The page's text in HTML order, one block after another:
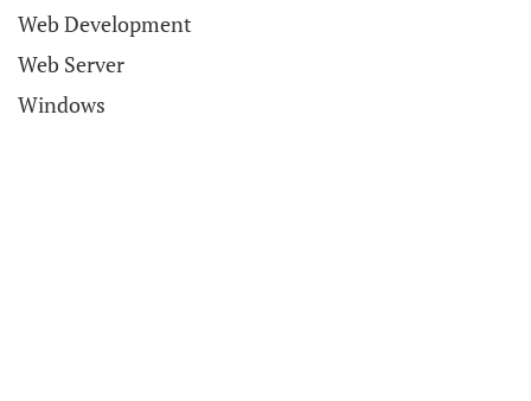
Web Development
Web Server
Windows